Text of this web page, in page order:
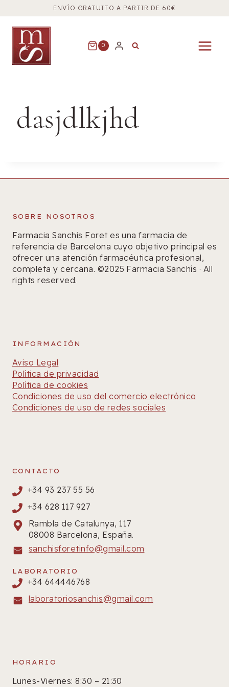
contenido
ENVÍO GRATUITO A PARTIR DE 60€
0
dasjdlkjhd
SOBRE NOSOTROS
Farmacia Sanchis Foret es una farmacia de
referencia de Barcelona cuyo objetivo principal es
ofrecer una atención farmacéutica profesional,
completa y cercana. ©2025 Farmacia Sanchís · All
rights reserved.
INFORMACIÓN
Aviso Legal
Política de privacidad
Política de cookies
Condiciones de uso del comercio electrónico
Condiciones de uso de redes sociales
CONTACTO
+34 93 237 55 56
+34 628 117 927
Rambla de Catalunya, 117
08008 Barcelona, España.
sanchisforetinfo@gmail.com
LABORATORIO
+34 644446768
laboratoriosanchis@gmail.com
HORARIO
Lunes-Viernes: 8:30 – 21:30